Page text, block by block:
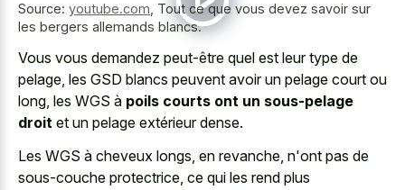
Source: youtube.com Tout ce que vous devez savoir sur
les bergers allemands blancs.
Vous vous demandez peut-être quel est leur type de
pelage, les GSD blancs peuvent avoir un pelage court ou
long, les WGS à poils courts ont un sous-pelage
droit et un pelage extérieur dense.
Les WGS à cheveux longs, en revanche, n'ont pas de
sous-couche protectrice, ce qui les rend plus